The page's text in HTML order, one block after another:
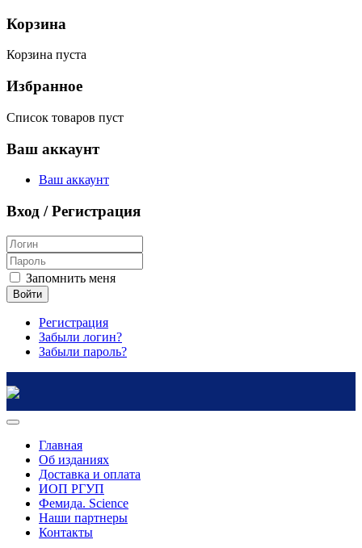
Корзина
Корзина пуста
Избранное
Список товаров пуст
Ваш аккаунт
Ваш аккаунт
Вход / Регистрация
Запомнить меня
Войти
Регистрация
Забыли логин?
Забыли пароль?
Главная
Об изданиях
Доставка и оплата
ИОП РГУП
Фемида. Science
Наши партнеры
Контакты